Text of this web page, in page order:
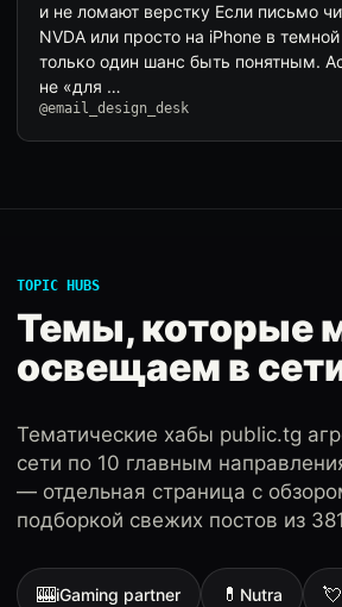
и не ломают верстку Если письмо
NVDA или просто на iPhone в
только один шанс быть понятным.
не «для …
@email_design_desk
TOPIC HUBS
Темы, которые
освещаем в
Тематические хабы public.tg
сети по 10 главным
— отдельная страница с
подборкой свежих постов из
🎰iGaming partner 💊 Nutra 💘